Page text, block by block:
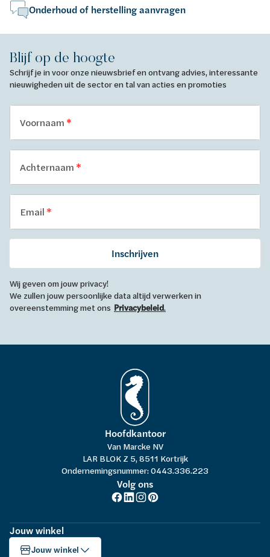
Onderhoud of herstelling aanvragen
Blijf op de hoogte
Schrijf je in voor onze nieuwsbrief en ontvang advies, interessante
nieuwigheden uit de sector en tal van acties en promoties
Voornaam
Achternaam
Email
Inschrijven
Wij geven om jouw privacy!
We zullen jouw persoonlijke data altijd verwerken in
overeenstemming met ons Privacybeleid.
Hoofdkantoor
Van Marcke NV
LAR BLOK Z 5, 8511 Kortrijk
Ondernemingsnummer: 0443.336.223
Volg ons
Jouw winkel
Jouw winkel